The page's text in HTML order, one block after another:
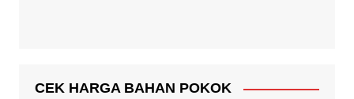
CEK HARGA BAHAN POKOK